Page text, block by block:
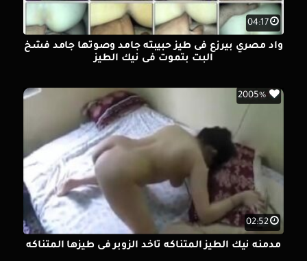
04:17
واد مصري بيرزع فى طيز حبيبته جامد وصوتها جامد فشخ
البت بتموت فى نيك الطيز
02:52
2005%
مدمنه نيك الطيز المتناكه تاخد الزوبر فى طيزها المتناكه